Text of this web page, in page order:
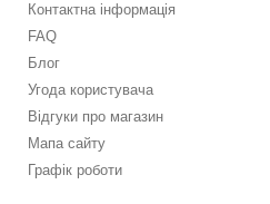
Контактна інформація
FAQ
Блог
Угода користувача
Відгуки про магазин
Мапа сайту
Графік роботи